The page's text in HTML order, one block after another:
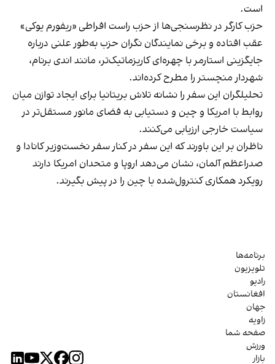
است.
حزب کارگر در نظرسنجی‌ها از حزب راست افراطی «ریفورم یوکی»
عقب افتاده و برخی نمایندگان نگران حزب به‌طور علنی درباره
جایگزینی استارمر با چهره‌ای کاریزماتیک‌تر، مانند اندی برنام،
شهردار منچستر را مطرح کرده‌اند.
تحلیلگران این سفر را نشانه تلاش بریتانیا برای ایجاد توازن میان
روابط با امریکا و چین و دستیابی به فضای مانور مستقل‌تر در
سیاست خارجی ارزیابی می‌کنند.
ناظران بر این باورند که این سفر در کنار سفر نخست‌وزیر کانادا و
صدراعظم آلمان، نشان می‌دهد اروپا و متحدان امریکا دارند
رویکرد همکاری کنترول‌شده با چین را در پیش بگیرند.
برنامه‌ها
تلویزیون
رادیو
افغانستان
جهان
زاویه
صفحه شما
ورزش
بازار